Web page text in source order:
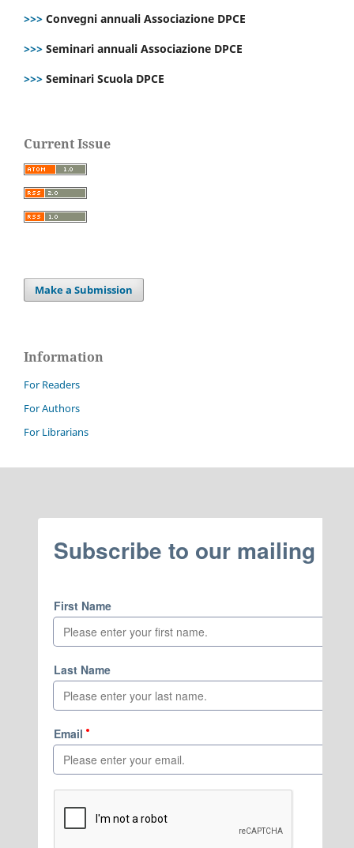
>>> Convegni annuali Associazione DPCE
>>> Seminari annuali Associazione DPCE
>>> Seminari Scuola DPCE
Current Issue
Make a Submission
Information
For Readers
For Authors
For Librarians